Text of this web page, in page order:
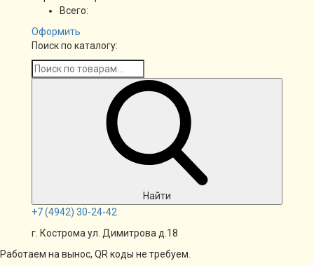
Всего:
Оформить
Поиск по каталогу:
Найти
+7(4942) 30-24-42
г. Кострома ул. Димитрова д.18
Работаем на вынос, QR коды не требуем.